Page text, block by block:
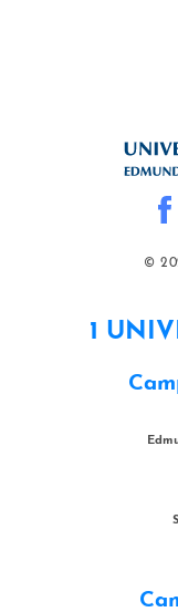
©
1